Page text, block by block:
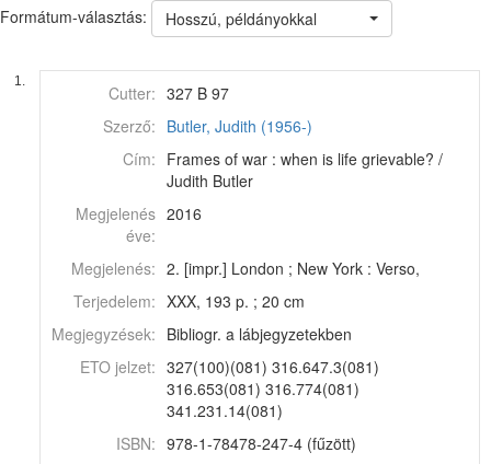
Formátum-választás: Hosszú, példányokkal
1.
Cutter: 327 B 97
Szerző: Butler, Judith (1956-)
Cím: Frames of war : when is life grievable? /
Judith Butler
Megjelenés
éve:
2016
Megjelenés: 2. [impr.] London ; New York : Verso,
Terjedelem: XXX, 193 p. ; 20 cm
Megjegyzések: Bibliogr. a lábjegyzetekben
ETO jelzet: 327(100)(081) 316.647.3(081)
316.653(081) 316.774(081)
341.231.14(081)
ISBN: 978-1-78478-247-4 (fűzött)